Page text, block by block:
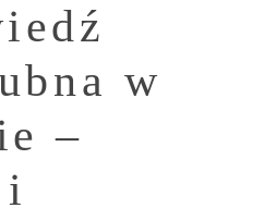
w
–